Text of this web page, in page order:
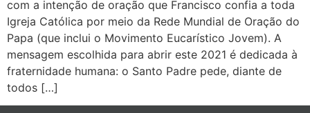
com a intenção de oração que Francisco confia a toda
Igreja Católica por meio da Rede Mundial de Oração do
Papa (que inclui o Movimento Eucarístico Jovem). A
mensagem escolhida para abrir este 2021 é dedicada à
fraternidade humana: o Santo Padre pede, diante de
todos […]